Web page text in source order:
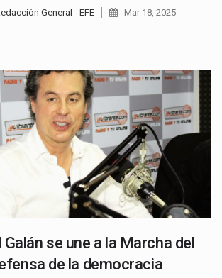
General - EFE Mar 18, 2025
se une a la Marcha del
de la democracia